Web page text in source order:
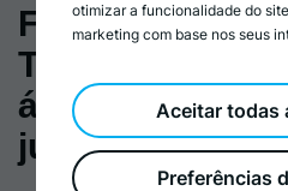
Formação de
Técnicos/as
área da
otimizar a funcionalidade do
marketing com base nos seus
Preferências
Aceitar todas